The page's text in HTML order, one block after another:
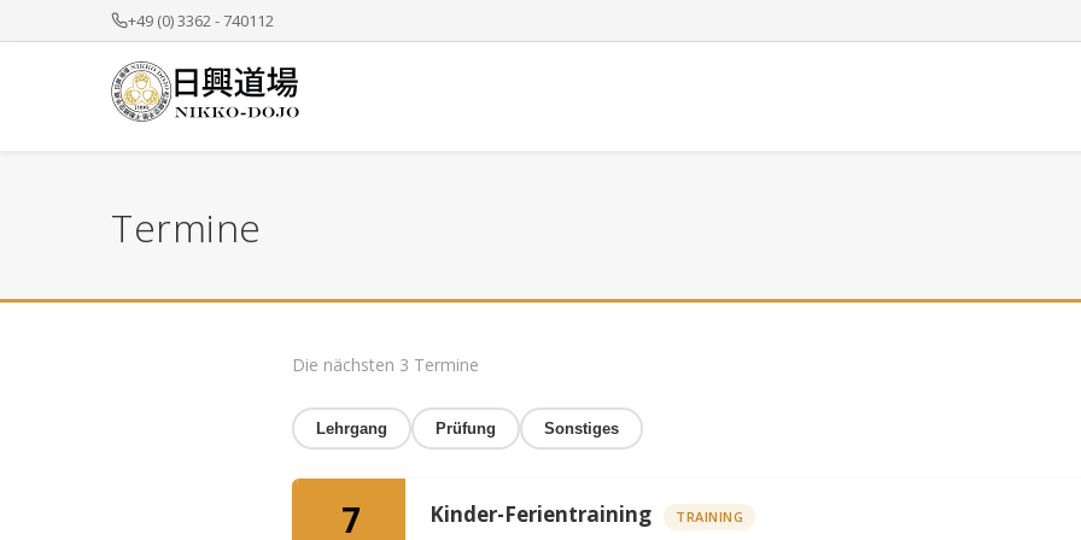
+49 (0) 3362 - 740112
Termine
Die nächsten 3 Termine
Lehrgang Prüfung Sonstiges
7 Kinder-Ferientraining TRAINING